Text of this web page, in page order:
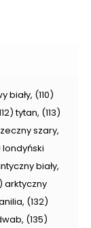
biały, (110)
tytan, (113)
szary,
londyński
biały,
arktyczny
(132)
(135)